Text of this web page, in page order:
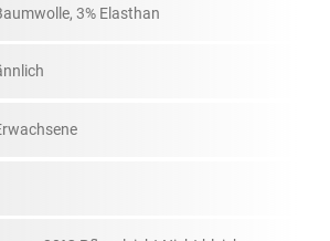
3% Elasthan